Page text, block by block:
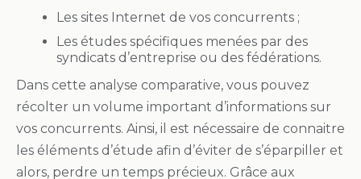
Les sites Internet de vos concurrents ;
Les études spécifiques menées par des
syndicats d’entreprise ou des fédérations.
Dans cette analyse comparative, vous pouvez
récolter un volume important d’informations sur
vos concurrents. Ainsi, il est nécessaire de connaitre
les éléments d’étude afin d’éviter de s’éparpiller et
alors, perdre un temps précieux. Grâce aux